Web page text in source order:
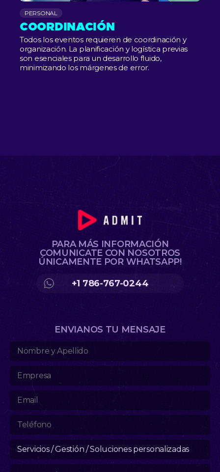
PERSONAL
COORDINACIÓN
Todos los eventos requieren de coordinación y
organización. La planificación y logística previas
son esenciales para un desarrollo fluido,
minimizando los márgenes de error.
PARA MÁS INFORMACIÓN
COMUNICATE CON NOSOTROS
ÚNICAMENTE POR WHATSAPP!
+1 786-767-0244
ENVIANOS TU MENSAJE